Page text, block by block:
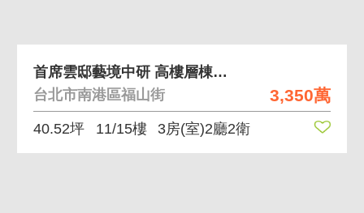
3,350萬
首席雲邸藝境中研 高樓層棟距佳，三房規劃配平面車
台北市南港區福山街
40.52坪 11/15樓 3房(室)2廳2衛